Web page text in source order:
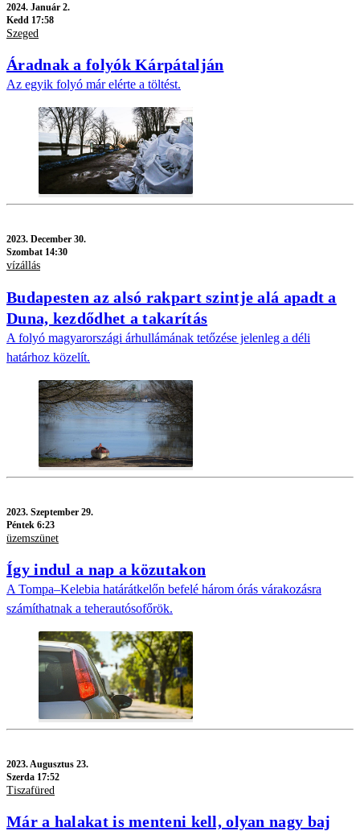
2024. Január 2.
Kedd 17:58
Szeged
Áradnak a folyók Kárpátalján
Az egyik folyó már elérte a töltést.
2023. December 30.
Szombat 14:30
vízállás
Budapesten az alsó rakpart szintje alá apadt a
Duna, kezdődhet a takarítás
A folyó magyarországi árhullámának tetőzése jelenleg a déli
határhoz közelít.
2023. Szeptember 29.
Péntek 6:23
üzemszünet
Így indul a nap a közutakon
A Tompa–Kelebia határátkelőn befelé három órás várakozásra
számíthatnak a teherautósofőrök.
2023. Augusztus 23.
Szerda 17:52
Tiszafüred
Már a halakat is menteni kell, olyan nagy baj